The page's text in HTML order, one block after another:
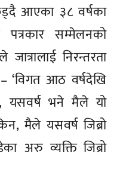
आएका ३८ वर्षका
सम्मेलनको
निरन्तरता
‘विगत आठ वर्षदेखि
यसवर्ष भने मैले यो
मैले यसवर्ष जिब्रो
अरु व्यक्ति जिब्रो